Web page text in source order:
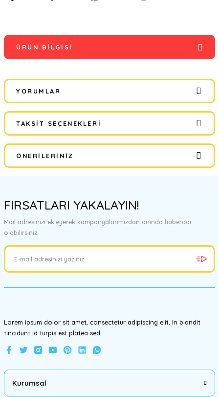
ÜRÜN BILGISI
YORUMLAR
Bu ürüne ilk yorumu siz yapın!
Yorum Yaz
TAKSIT SEÇENEKLERI
ÖNERILERINIZ
tarafımıza iletebilirsiniz.
Görüş ve önerileriniz için teşekkür ederiz.
Ürün resmi kalitesiz, bozuk veya görüntülenemiyor.
Ürün bilgilerinde hatalar bulunuyor.
FIRSATLARI YAKALAYIN!
Mail adresinizi ekleyerek kampanyalarımızdan anında haberdar
olabilirsiniz.
Lorem ipsum dolor sit amet, consectetur adipiscing elit. In blandit
tincidunt id turpis est platea sed.
Kurumsal